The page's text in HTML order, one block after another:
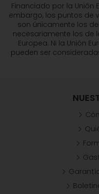
Financiado por la Unión
embargo, los puntos de
son únicamente los
necesariamente los de
Europea. Ni la Unión
pueden ser